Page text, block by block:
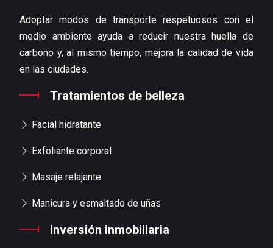
Adoptar modos de transporte respetuosos con el
medio ambiente ayuda a reducir nuestra huella de
carbono y, al mismo tiempo, mejora la calidad de vida
en las ciudades.
Tratamientos de belleza
Facial hidratante
Exfoliante corporal
Masaje relajante
Manicura y esmaltado de uñas
Inversión inmobiliaria